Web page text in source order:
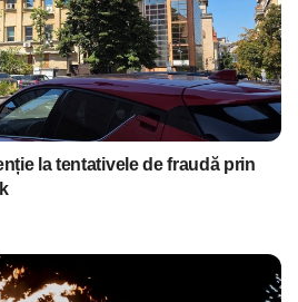
la tentativele de fraudă prin